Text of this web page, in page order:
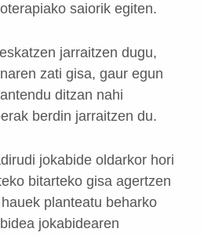
saiorik egiten.
jarraitzen dugu,
zati gisa, gaur egun
ditzan nahi
berdin jarraitzen du.
jokabide oldarkor hori
bitarteko gisa agertzen
planteatu beharko
jokabidearen